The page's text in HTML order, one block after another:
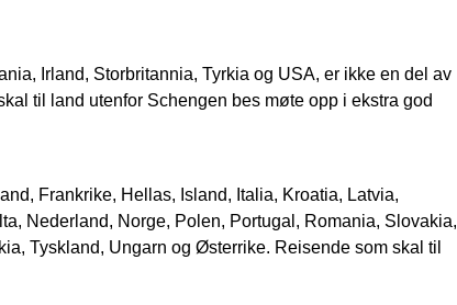
Irland, Storbritannia, Tyrkia og USA, er ikke en del av
til land utenfor Schengen bes møte opp i ekstra god
Frankrike, Hellas, Island, Italia, Kroatia, Latvia,
Nederland, Norge, Polen, Portugal, Romania, Slovakia,
Tyskland, Ungarn og Østerrike. Reisende som skal til